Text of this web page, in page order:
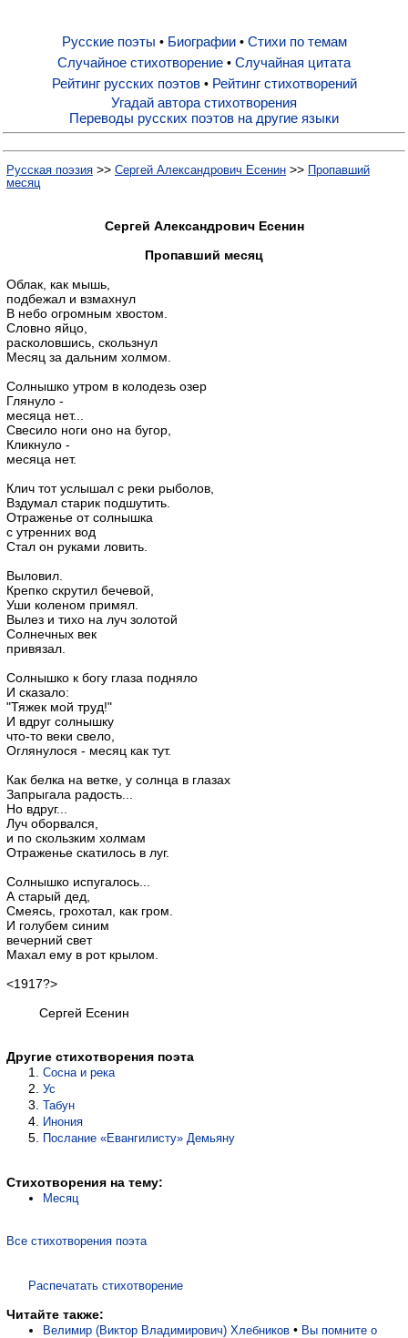
Русские поэты
Биографии
Стихи по темам
Случайная цитата
Рейтинг русских поэтов
Русские поэты • Биографии• Стихи по темам
Случайное стихотворение • Случайная цитата
Рейтинг русских поэтов• Рейтинг стихотворений
Угадай автора стихотворения
Переводы русских поэтов на другие языки
Русская поэзия >> Сергей Александрович Есенин >> Пропавший
месяц
Сергей Александрович Есенин
Пропавший месяц
Облак, как мышь,
подбежал и взмахнул
В небо огромным хвостом.
Словно яйцо,
расколовшись, скользнул
Месяц за дальним холмом.
Солнышко утром в колодезь озер
Глянуло -
месяца нет...
Свесило ноги оно на бугор,
Кликнуло -
месяца нет.
Клич тот услышал с реки рыболов,
Вздумал старик подшутить.
Отраженье от солнышка
с утренних вод
Стал он руками ловить.
Выловил.
Крепко скрутил бечевой,
Уши коленом примял.
Вылез и тихо на луч золотой
Солнечных век
привязал.
Солнышко к богу глаза подняло
И сказало:
"Тяжек мой труд!"
И вдруг солнышку
что-то веки свело,
Оглянулося - месяц как тут.
Как белка на ветке, у солнца в глазах
Запрыгала радость...
Но вдруг...
Луч оборвался,
и по скользким холмам
Отраженье скатилось в луг.
Солнышко испугалось...
А старый дед,
Смеясь, грохотал, как гром.
И голубем синим
вечерний свет
Махал ему в рот крылом.
<1917?>
Сергей Есенин
Другие стихотворения поэта
Сосна и река
Ус
Табун
Инония
Послание «Евангилисту» Демьяну
Стихотворения на тему:
Месяц
Все стихотворения поэта
Распечатать стихотворение
Читайте также:
Велимир (Виктор Владимирович) Хлебников • Вы помните о